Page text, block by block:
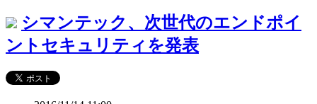
シマンテック、次世代のエンドポイ
ントセキュリティを発表